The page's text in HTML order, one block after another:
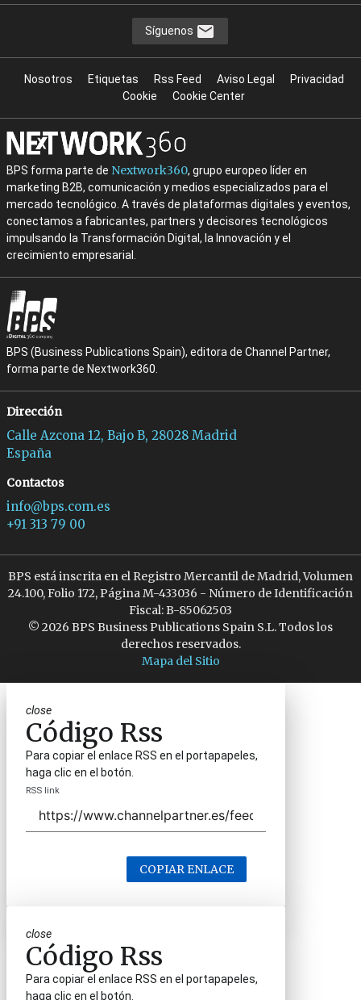
Síguenos
Nosotros Etiquetas Rss Feed Aviso Legal
Privacidad
Cookie
Cookie Center
BPS forma parte de Nextwork360, grupo europeo líder en
marketing B2B, comunicación y medios especializados para el
mercado tecnológico. A través de plataformas digitales y eventos,
conectamos a fabricantes, partners y decisores tecnológicos
impulsando la Transformación Digital, la Innovación y el
crecimiento empresarial.
BPS (Business Publications Spain), editora de Channel Partner,
forma parte de Nextwork360.
Dirección
Calle Azcona 12, Bajo B, 28028 Madrid
España
Contactos
info@bps.com.es
+91 313 79 00
BPS está inscrita en el Registro Mercantil de Madrid, Volumen
24.100, Folio 172, Página M-433036 - Número de Identificación
Fiscal: B-85062503
© 2026 BPS Business Publications Spain S.L. Todos los
derechos reservados.
Mapa del Sitio
close
Código Rss
Para copiar el enlace RSS en el portapapeles,
haga clic en el botón.
RSS link
COPIAR ENLACE
close
Código Rss
Para copiar el enlace RSS en el portapapeles,
haga clic en el botón.